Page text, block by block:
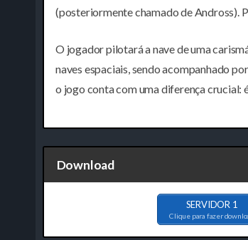
(posteriormente chamado de Andross).
O jogador pilotará a nave de uma
naves espaciais, sendo acompanhado
o jogo conta com uma diferença
Download
SERVIDOR 1
Clique para fazer